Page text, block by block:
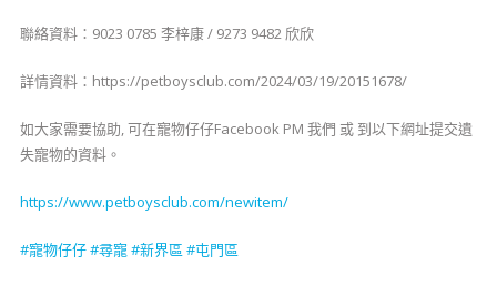
聯絡資料：9023 0785 李梓康 / 9273 9482 欣欣
詳情資料：https://petboysclub.com/2024/03/19/20151678/
如大家需要協助, 可在寵物仔仔Facebook PM 我們 或 到以下網址提交遺
失寵物的資料。
https://www.petboysclub.com/newitem/
#寵物仔仔#尋寵 #新界區 #屯門區